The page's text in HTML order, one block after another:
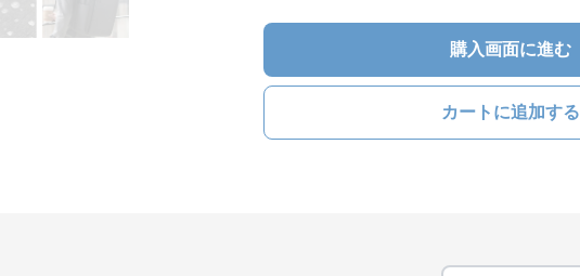
購入画面に進む
カートに追加する